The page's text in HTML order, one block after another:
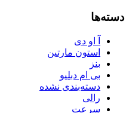
دسته‌ها
آ او دی
استون مارتین
بنز
بی ام دبلیو
دسته‌بندی نشده
رالی
سرعت